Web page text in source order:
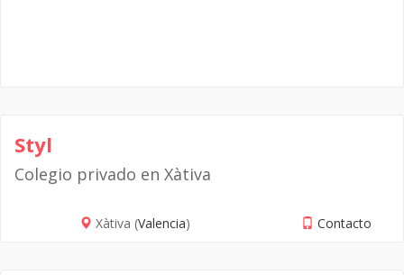
Styl
Colegio privado en Xàtiva
Xàtiva (Valencia) Contacto